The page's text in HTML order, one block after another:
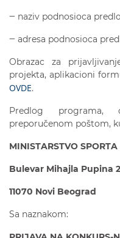
‒ naziv podnosioca
‒ adresa podnosioca
Obrazac za
projekta, aplikacioni
OVDE.
Predlog programa,
preporučenom poštom,
MINISTARSTVO SPORTA
Bulevar Mihajla Pupina 2
11070 Novi Beograd
Sa naznakom: